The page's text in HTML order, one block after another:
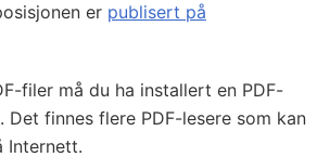
er publisert på
filer må du ha installert en PDF-
Det finnes flere PDF-lesere som kan
Internett.